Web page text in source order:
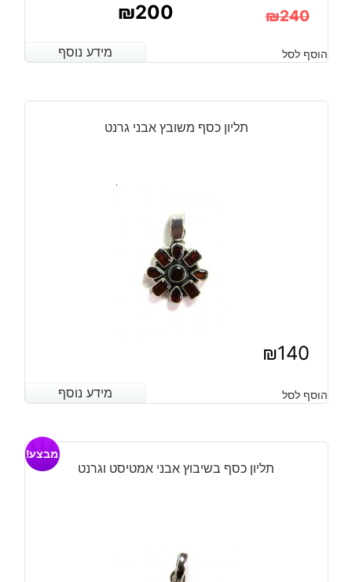
₪240
המקורי
היה:
₪200
הנוכחי
הוא:
מידע נוסף הוסף לסל מידע נוסף
תליון כסף משובץ אבני גרנט
₪140
מידע נוסף הוסף לסל מידע נוסף
תליון כסף בשיבוץ אבני אמטיסט וגרנט
מבצע!